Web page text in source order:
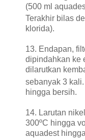
(500 ml
Terakhir bilas
klorida).
13. Endapan,
dipindahkan ke
dilarutkan
sebanyak 3
hingga bersih.
14. Larutan
300ºC hingga
aquadest